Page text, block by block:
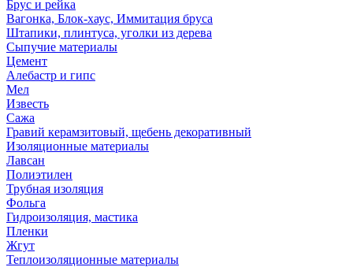
Брус и рейка
Вагонка, Блок-хаус, Иммитация бруса
Штапики, плинтуса, уголки из дерева
Сыпучие материалы
Цемент
Алебастр и гипс
Мел
Известь
Сажа
Гравий керамзитовый, щебень декоративный
Изоляционные материалы
Лавсан
Полиэтилен
Трубная изоляция
Фольга
Гидроизоляция, мастика
Пленки
Жгут
Теплоизоляционные материалы